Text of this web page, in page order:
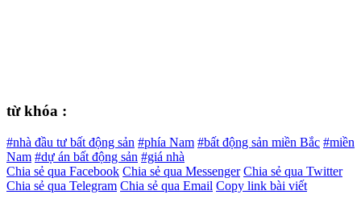
từ khóa :
#nhà đầu tư bất động sản #phía Nam #bất động sản miền Bắc #miền
Nam #dự án bất động sản #giá nhà
Chia sẻ qua Facebook Chia sẻ qua Messenger Chia sẻ qua Twitter
Chia sẻ qua Telegram Chia sẻ qua Email Copy link bài viết